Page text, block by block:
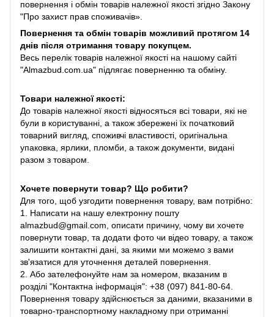
повернення і обмін товарів належної якості згідно Закону
"Про захист прав споживачів».
Повернення та обмін товарів можливий протягом 14
днів після отримання товару покупцем.
Весь перелік товарів належної якості на нашому сайті
"Almazbud.com.ua" підлягає поверненню та обміну.
Товари належної якості:
До товарів належної якості відносяться всі товари, які не
були в користуванні, а також збережені їх початковий
товарний вигляд, споживчі властивості, оригінальна
упаковка, ярлики, пломби, а також документи, видані
разом з товаром.
Хочете повернути товар? Що робити?
Для того, щоб узгодити повернення товару, вам потрібно:
1. Написати на нашу електронну пошту
almazbud@gmail.com, описати причину, чому ви хочете
повернути товар, та додати фото чи відео товару, а також
залишити контактні дані, за якими ми можемо з вами
зв'язатися для уточнення деталей повернення.
2. Або зателефонуйте нам за номером, вказаним в
розділі "Контактна інформація": +38 (097) 841-80-64.
Повернення товару здійснюється за даними, вказаними в
товарно-транспортному накладному при отриманні